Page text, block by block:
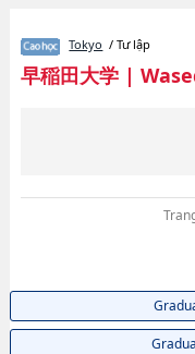
cần thiết dành cho du học
SciencehoặcGraduate
LawhoặcGraduate School
EngineeringhoặcGraduate
School of
FinancehoặcGraduate
Sport
EngineeringhoặcGraduate
Communication Studies,
quan đến thi tuyển như số
trang thiết bị, hướng dẫn địa
Tokyo / Tư lập
早稲田大学|